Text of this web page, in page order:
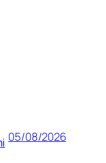
05/08/2026